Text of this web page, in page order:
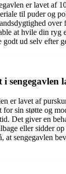
er lavet af
til puder og
over
at hvile din ryg
godt ud selv efter
sengegavlen
er lavet af
for sin støtte og
Det giver en
eller sidder
at sengegavlen